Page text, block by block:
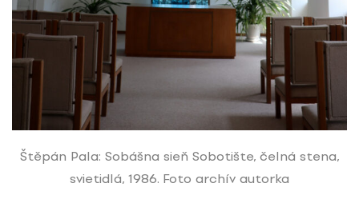
Štěpán Pala: Sobášna sieň Sobotište, čelná stena,
svietidlá, 1986. Foto archív autorka